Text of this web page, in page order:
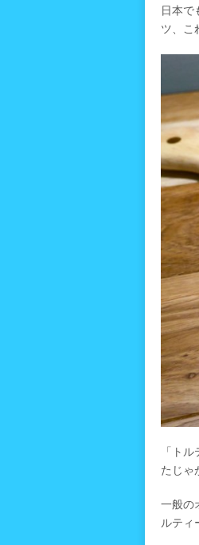
日本で
ツ、こ
「ト
たじゃ
一般の
ルティ